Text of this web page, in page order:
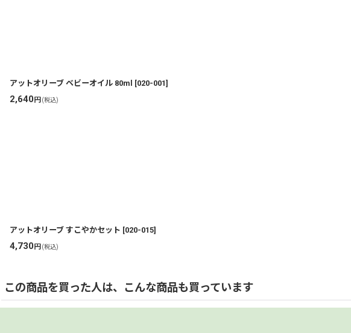
アットオリーブ ベビーオイル 80ml [020-001]
2,640円 (税込)
アットオリーブ すこやかセット [020-015]
4,730円 (税込)
この商品を買った人は、こんな商品も買っています